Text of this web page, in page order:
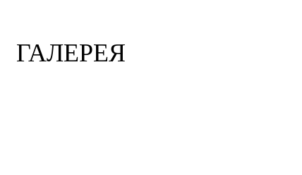
ГАЛЕРЕЯ